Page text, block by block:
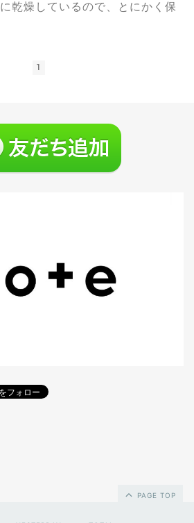
乾燥しているので、とにかく保
1
PAGE TOP